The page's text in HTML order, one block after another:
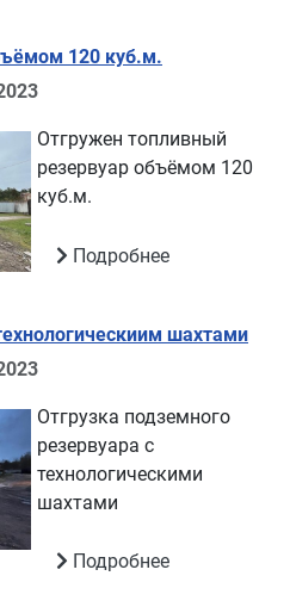
120 куб.м.
Отгружен топливный
резервуар объёмом 120
куб.м.
Подробнее
шахтами
Отгрузка подземного
резервуара с
технологическими
шахтами
Подробнее